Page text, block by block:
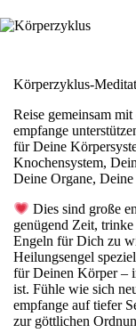
MEHR
Körperzyklus-
Reise gemeinsam
empfange
für Deine
Knochensystem,
Deine Organe,
Dies sind große
genügend Zeit,
Engeln für Dich zu
Heilungsengel
für Deinen Körper –
ist. Fühle wie sich
empfange auf tiefer
zur göttlichen